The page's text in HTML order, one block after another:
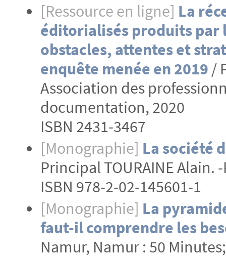
[Ressource en ligne] La
éditorialisés produits par
obstacles, attentes et
enquête menée en 2019 /
Association des
documentation, 2020
ISBN 2431-3467
[Monographie] La société
Principal TOURAINE Alain.
ISBN 978-2-02-145601-1
[Monographie] La
faut-il comprendre les
Namur, Namur : 50